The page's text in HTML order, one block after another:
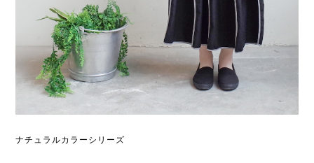
ナチュラルカラーシリーズ